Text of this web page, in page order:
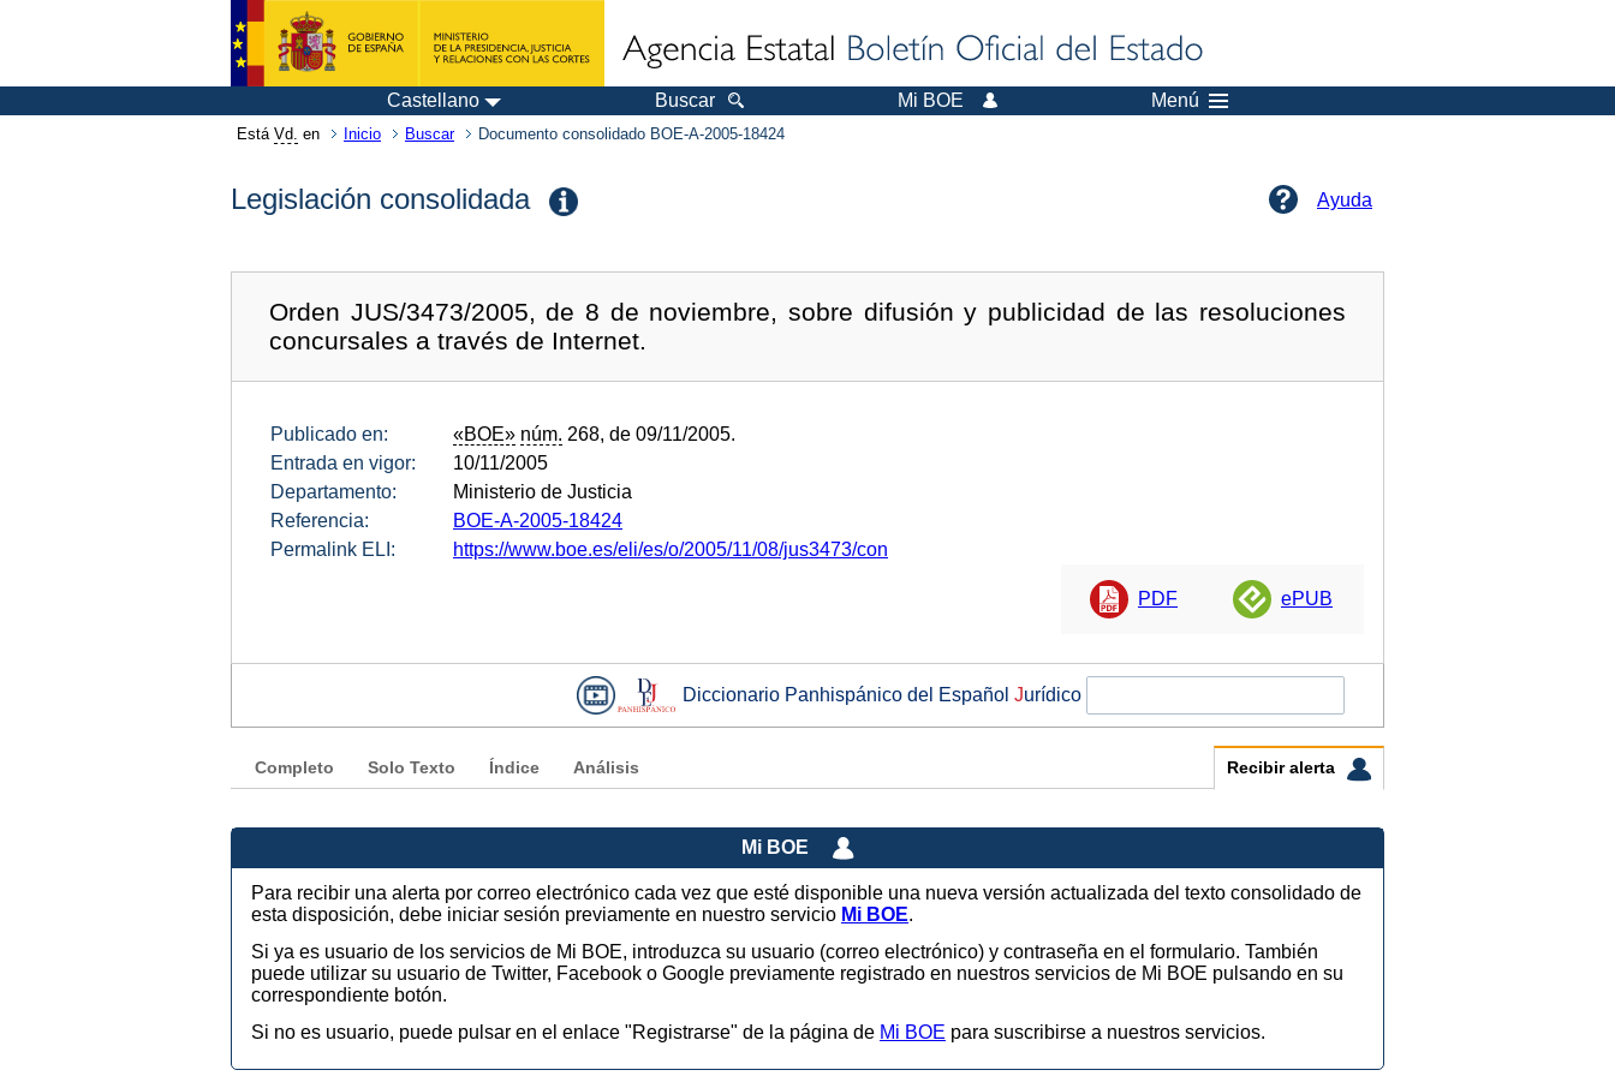
Castellano Buscar Mi BOE Menú
Está Vd. en Inicio Buscar Documento consolidado BOE-A-2005-18424
Legislación consolidada Ayuda
Orden JUS/3473/2005, de 8 de noviembre, sobre difusión y publicidad de las resoluciones
concursales a través de Internet.
Publicado en: «BOE» núm. 268, de 09/11/2005.
Entrada en vigor:
10/11/2005
Departamento:
Ministerio de Justicia
Referencia:
BOE-A-2005-18424
Permalink ELI:
https://www.boe.es/eli/es/o/2005/11/08/jus3473/con
PDF ePUB
Diccionario Panhispánico del Español Jurídico
Completo Solo Texto Índice Análisis Recibir alerta
Mi BOE
Para recibir una alerta por correo electrónico cada vez que esté disponible una nueva versión actualizada del texto consolidado de
esta disposición, debe iniciar sesión previamente en nuestro servicio Mi BOE.
Si ya es usuario de los servicios de Mi BOE, introduzca su usuario (correo electrónico) y contraseña en el formulario. También
puede utilizar su usuario de Twitter, Facebook o Google previamente registrado en nuestros servicios de Mi BOE pulsando en su
correspondiente botón.
Si no es usuario, puede pulsar en el enlace "Registrarse" de la página de Mi BOE para suscribirse a nuestros servicios.